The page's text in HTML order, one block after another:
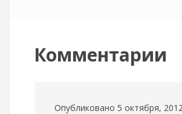
Комментарии
Опубликовано 5 октября,